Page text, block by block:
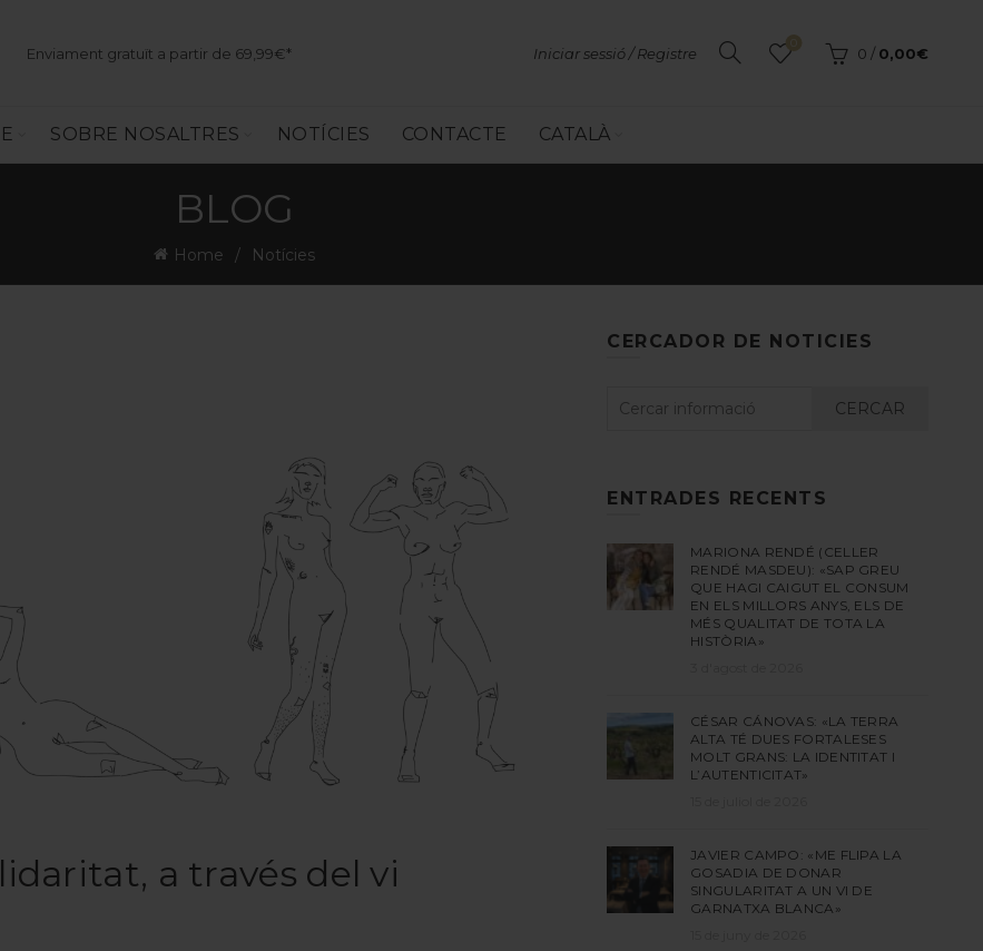
Enviament gratuït a partir de 69,99€* Iniciar sessió / Registre 0 / 0,00€
SOBRE NOSALTRES NOTÍCIES CONTACTE CATALÀ
BLOG
Home Notícies
a través del vi
CERCADOR DE NOTICIES
CERCAR
ENTRADES RECENTS
MARIONA RENDÉ (CELLER
RENDÉ MASDEU): «SAP GREU
QUE HAGI CAIGUT EL CONSUM
EN ELS MILLORS ANYS, ELS DE
MÉS QUALITAT DE TOTA LA
HISTÒRIA»
CÉSAR CÁNOVAS: «LA TERRA
ALTA TÉ DUES FORTALESES
MOLT GRANS: LA IDENTITAT I
L’AUTENTICITAT»
JAVIER CAMPO: «ME FLIPA LA
GOSADIA DE DONAR
SINGULARITAT A UN VI DE
GARNATXA BLANCA»